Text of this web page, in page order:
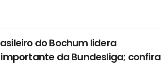
do Bochum lidera
da Bundesliga; confira